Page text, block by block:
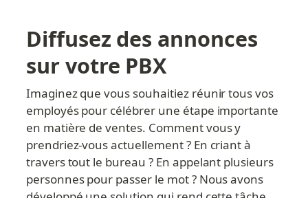
Diffusez des annonces
sur votre PBX
Imaginez que vous souhaitiez réunir tous vos
employés pour célébrer une étape importante
en matière de ventes. Comment vous y
prendriez-vous actuellement ? En criant à
travers tout le bureau ? En appelant plusieurs
personnes pour passer le mot ? Nous avons